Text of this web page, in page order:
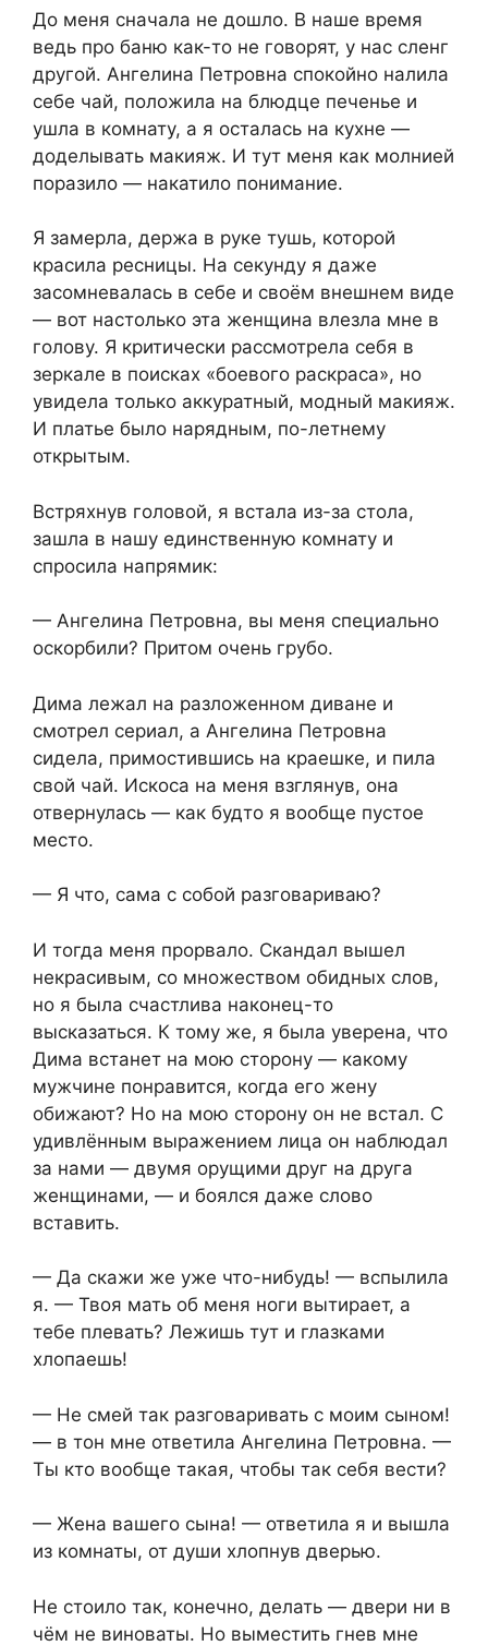
До меня сначала не дошло. В наше время
ведь про баню как-то не говорят, у нас сленг
другой. Ангелина Петровна спокойно налила
себе чай, положила на блюдце печенье и
ушла в комнату, а я осталась на кухне —
доделывать макияж. И тут меня как молнией
поразило — накатило понимание.
Я замерла, держа в руке тушь, которой
красила ресницы. На секунду я даже
засомневалась в себе и своём внешнем виде
— вот настолько эта женщина влезла мне в
голову. Я критически рассмотрела себя в
зеркале в поисках «боевого раскраса», но
увидела только аккуратный, модный макияж.
И платье было нарядным, по-летнему
открытым.
Встряхнув головой, я встала из-за стола,
зашла в нашу единственную комнату и
спросила напрямик:
— Ангелина Петровна, вы меня специально
оскорбили? Притом очень грубо.
Дима лежал на разложенном диване и
смотрел сериал, а Ангелина Петровна
сидела, примостившись на краешке, и пила
свой чай. Искоса на меня взглянув, она
отвернулась — как будто я вообще пустое
место.
— Я что, сама с собой разговариваю?
И тогда меня прорвало. Скандал вышел
некрасивым, со множеством обидных слов,
но я была счастлива наконец-то
высказаться. К тому же, я была уверена, что
Дима встанет на мою сторону — какому
мужчине понравится, когда его жену
обижают? Но на мою сторону он не встал. С
удивлённым выражением лица он наблюдал
за нами — двумя орущими друг на друга
женщинами, — и боялся даже слово
вставить.
— Да скажи же уже что-нибудь! — вспылила
я. — Твоя мать об меня ноги вытирает, а
тебе плевать? Лежишь тут и глазками
хлопаешь!
— Не смей так разговаривать с моим сыном!
— в тон мне ответила Ангелина Петровна. —
Ты кто вообще такая, чтобы так себя вести?
— Жена вашего сына! — ответила я и вышла
из комнаты, от души хлопнув дверью.
Не стоило так, конечно, делать — двери ни в
чём не виноваты. Но выместить гнев мне